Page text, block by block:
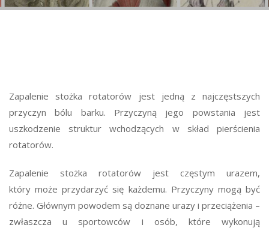
Zapalenie stożka rotatorów jest jedną z najczęstszych
przyczyn bólu barku. Przyczyną jego powstania jest
uszkodzenie struktur wchodzących w skład pierścienia
rotatorów.
Zapalenie stożka rotatorów jest częstym urazem,
który może przydarzyć się każdemu. Przyczyny mogą być
różne. Głównym powodem są doznane urazy i przeciążenia –
zwłaszcza u sportowców i osób, które wykonują